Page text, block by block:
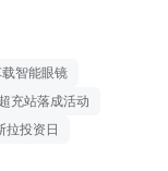
智能眼镜
充站落成活动
拉投资日